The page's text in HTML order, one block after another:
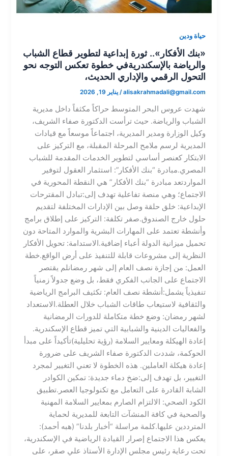
حياة ودين
​«بنك الأفكار».. ثورة إبداعية لتطوير قطاع الشباب
والرياضة بالإسكندرية​في خطوة تعكس التوجه نحو
التحول الرقمي والإداري الحديث،
alisakrahmadali@gmail.com
/يناير 19, 2026
شهدت عروس البحر المتوسط حراكاً مكثفاً داخل مديرية
الشباب والرياضة. حيث ترأست الدكتورة صفاء الشريف،
وكيل الوزارة ومدير المديرية، اجتماعاً موسعاً مع قيادات
المديرية لرسم ملامح المرحلة المقبلة، مع التركيز على
الابتكار كعنصر أساسي لتطوير الخدمات المقدمة للشباب
المصري.​مبادرة “بنك الأفكار”: استثمار العقول لتوفير
الموارد​تعد مبادرة “بنك الأفكار” هي النقطة المحورية في
الاجتماع؛ وهي منصة تفاعلية تهدف إلى:​تبادل المقترحات
الإبداعية: خلق حلقة وصل بين الإدارات المختلفة لتقديم
حلول خارج الصندوق.​صفر تكلفة: التركيز على إطلاق برامج
وأنشطة تعتمد على المهارات البشرية والموارد المتاحة دون
تحميل ميزانية الدولة أعباء إضافية.​الاستدامة: تحويل الأفكار
النظرية إلى مشروعات قابلة للتنفيذ على أرض الواقع.​خطة
العمل: من إجازة نصف العام إلى شهر رمضان​لم يقتصر
الاجتماع على الجانب الفكري فقط، بل وضع جدولاً زمنياً
تنفيذياً يشمل:​أنشطة نصف العام: تكثيف البرامج الرياضية
والثقافية لاستيعاب طاقات الشباب خلال العطلة.​الاستعداد
لشهر رمضان: وضع خطة متكاملة للدورات الرمضانية
والفعاليات الدينية والشبابية التي تميز قطاع الإسكندرية.​
إعادة الهيكلة ومعايير السلامة (رؤية تحليلية)​تأكيداً على مبدأ
الحوكمة، شددت الدكتورة صفاء الشريف على ضرورة
إعادة هيكلة العاملين. هذه الخطوة لا تعني التغيير لمجرد
التغيير، بل تهدف إلى:​ضخ دماء جديدة: تمكين الكوادر
الشابة القادرة على التعامل مع تكنولوجيا العصر.​تطبيق
الكود الصحي: الالتزام الصارم بمعايير السلامة المهنية
والصحية في كافة المنشآت التابعة للمديرية لحماية
المترددين عليها.​كلمة مراسلة “أخبار بلدنا” (هبه أحمد):
يعكس هذا الاجتماع إصرار القيادة الرياضية في الإسكندرية،
تحت رعاية رئيس مجلس الإدارة الأستاذ علي صقر، على